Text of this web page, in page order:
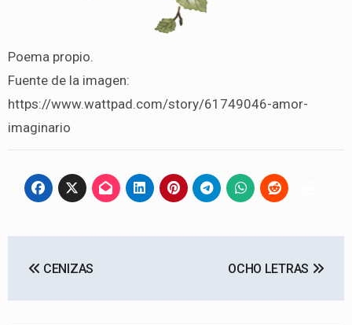
Poema propio.
Fuente de la imagen:
https://www.wattpad.com/story/61749046-amor-
imaginario
de
CENIZAS OCHO LETRAS